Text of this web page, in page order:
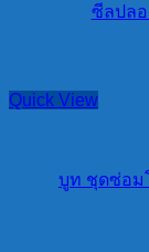
ซีลปล
Quick View
บูท ชุดซ่อม